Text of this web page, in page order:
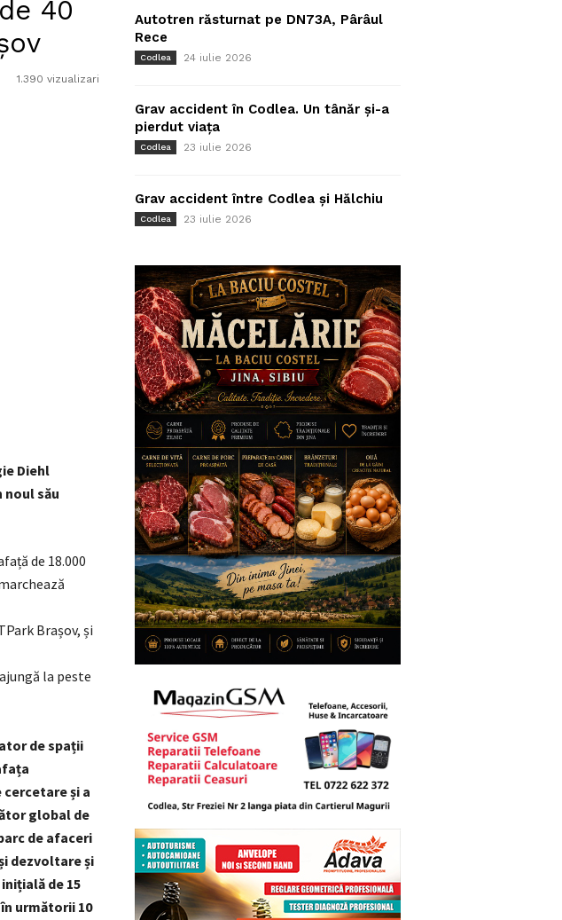
40
1.390 vizualizari
Diehl
noul său
de 18.000
Brașov, și
la peste
de spații
și a
global de
de afaceri
dezvoltare și
de 15
următorii 10
Autotren răsturnat pe DN73A, Pârâul
Rece
Codlea 24 iulie 2026
Grav accident în Codlea. Un tânăr și-a
pierdut viața
Codlea 23 iulie 2026
Grav accident între Codlea și Hălchiu
Codlea 23 iulie 2026